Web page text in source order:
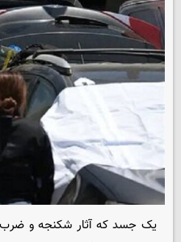
یک جسد که آثار شکنجه و